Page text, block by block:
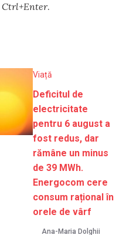
Ctrl+Enter.
Viață
Deficitul de
electricitate
pentru 6 august a
fost redus, dar
rămâne un minus
de 39 MWh.
Energocom cere
consum rațional în
orele de vârf
Ana-Maria Dolghii